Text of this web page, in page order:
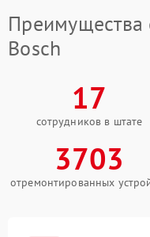
Преимущества
Bosch
17
сотрудников в штате
3703
отремонтированных